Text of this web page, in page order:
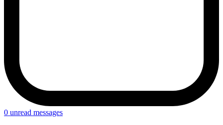
0 unread messages